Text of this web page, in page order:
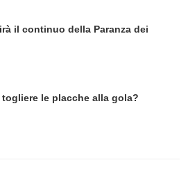
il continuo della Paranza dei
togliere le placche alla gola?